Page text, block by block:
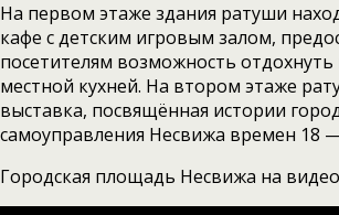
На первом этаже здания ратуши
кафе с детским игровым залом,
посетителям возможность отдохнуть
местной кухней. На втором этаже
выставка, посвящённая истории
самоуправления Несвижа времен 18
Городская площадь Несвижа на